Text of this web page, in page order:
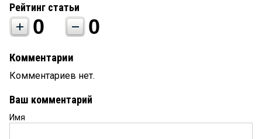
Рейтинг статьи
0 0
Комментарии
Комментариев нет.
Ваш комментарий
Имя